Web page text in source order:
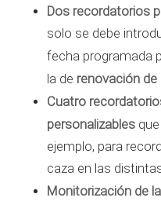
Dos recordatorios
solo se debe
fecha programada
la de renovación de
Cuatro
personalizables
ejemplo, para
caza en las
Monitorización de